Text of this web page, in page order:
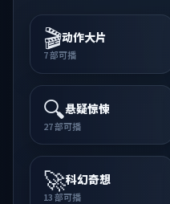
🎬动作大片
7部可播
🔍悬疑惊悚
27部可播
🚀科幻奇想
13部可播